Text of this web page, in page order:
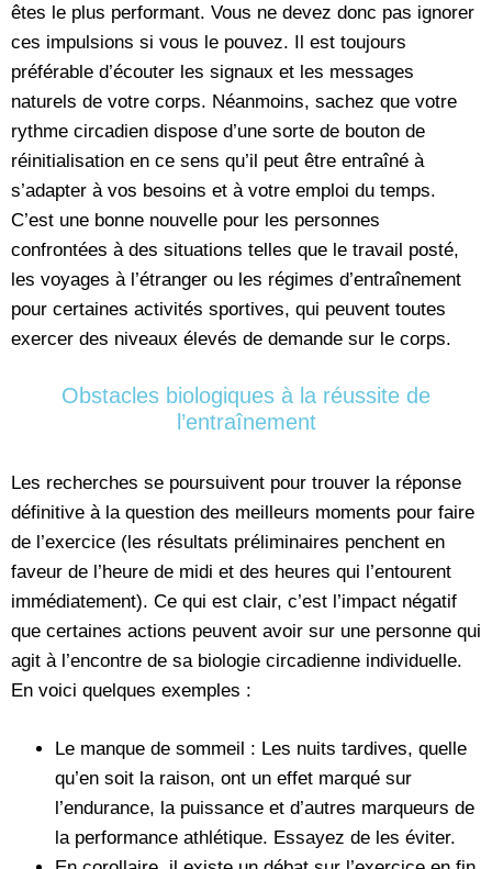
êtes le plus performant. Vous ne devez donc pas ignorer
ces impulsions si vous le pouvez. Il est toujours
préférable d’écouter les signaux et les messages
naturels de votre corps. Néanmoins, sachez que votre
rythme circadien dispose d’une sorte de bouton de
réinitialisation en ce sens qu’il peut être entraîné à
s’adapter à vos besoins et à votre emploi du temps.
C’est une bonne nouvelle pour les personnes
confrontées à des situations telles que le travail posté,
les voyages à l’étranger ou les régimes d’entraînement
pour certaines activités sportives, qui peuvent toutes
exercer des niveaux élevés de demande sur le corps.
Obstacles biologiques à la réussite de
l’entraînement
Les recherches se poursuivent pour trouver la réponse
définitive à la question des meilleurs moments pour faire
de l’exercice (les résultats préliminaires penchent en
faveur de l’heure de midi et des heures qui l’entourent
immédiatement). Ce qui est clair, c’est l’impact négatif
que certaines actions peuvent avoir sur une personne qui
agit à l’encontre de sa biologie circadienne individuelle.
En voici quelques exemples :
Le manque de sommeil : Les nuits tardives, quelle
qu’en soit la raison, ont un effet marqué sur
l’endurance, la puissance et d’autres marqueurs de
la performance athlétique. Essayez de les éviter.